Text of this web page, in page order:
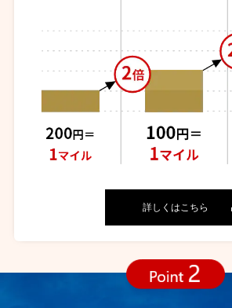
詳しくはこちら